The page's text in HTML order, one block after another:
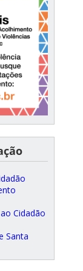
Cidadão
Santa